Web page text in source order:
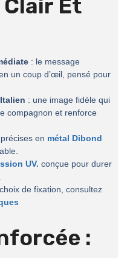
Clair Et
: le message
un coup d’œil, pensé pour
: une image fidèle qui
compagnon et renforce
en métal Dibond
UV. conçue pour durer
de fixation, consultez
: